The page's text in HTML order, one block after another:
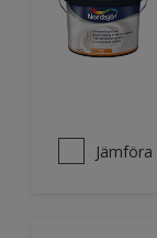
Jämföra